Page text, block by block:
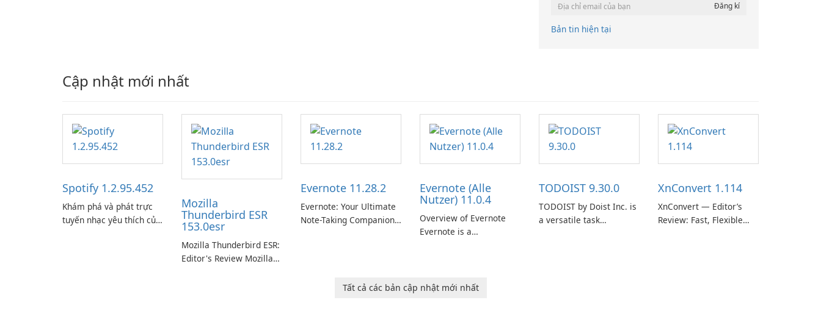
Bản tin hiện tại
Cập nhật mới nhất
Spotify 1.2.95.452
Khám phá và phát trực
tuyến nhạc yêu thích của
Mozilla
Thunderbird ESR
153.0esr
Mozilla Thunderbird ESR:
Editor's Review Mozilla
Evernote 11.28.2
Evernote: Your Ultimate
Note-Taking Companion
users capture ideas,
Evernote (Alle
Nutzer) 11.0.4
Overview of Evernote
Evernote is a
help users capture,
TODOIST 9.30.0
TODOIST by Doist Inc. is
a versatile task
XnConvert 1.114
XnConvert — Editor’s
Review: Fast, Flexible
Tất cả các bản cập nhật mới nhất